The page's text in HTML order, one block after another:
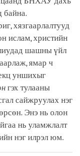
байна.
хязгаарлалтууд
ислам, христийн
шашны үйл
ямар ч
уншихыг
гэх тулааны
сайжруулах нэг
Энэ нь олон
нь уламжлалт
нэг илрэл юм.